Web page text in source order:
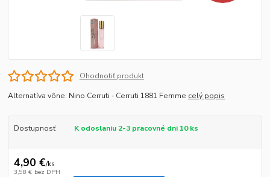
Ohodnotiť produkt
Alternatíva vône: Nino Cerruti ‐ Cerruti 1881 Femme celý popis
Dostupnosť K odoslaniu 2-3 pracovné dni 10 ks
4,90 €/ks
3,98 € bez DPH